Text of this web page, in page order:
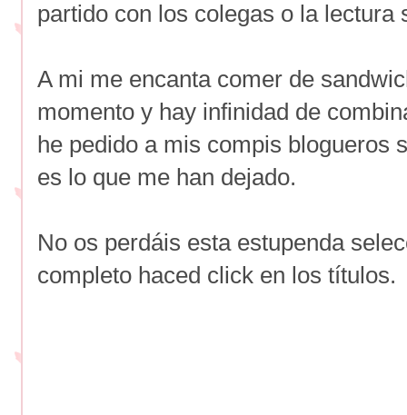
partido con los colegas o la
A mi me encanta comer de
momento y hay infinidad de
he pedido a mis compis blogueros
es lo que me han dejado.
No os perdáis esta estupenda
completo haced click en los títulos.